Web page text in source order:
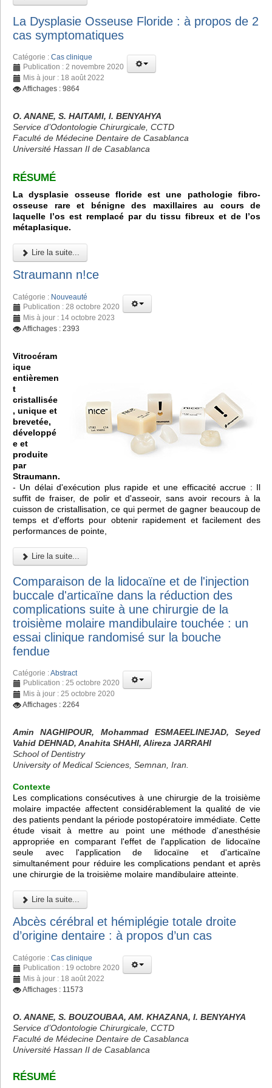
La Dysplasie Osseuse Floride : à propos de 2
cas symptomatiques
Catégorie : Cas clinique
Publication : 2 novembre 2020
Mis à jour : 18 août 2022
Affichages : 9864
O. ANANE, S. HAITAMI, I. BENYAHYA
Service d’Odontologie Chirurgicale, CCTD
Faculté de Médecine Dentaire de Casablanca
Université Hassan II de Casablanca
RÉSUMÉ
La dysplasie osseuse floride est une pathologie fibro-
osseuse rare et bénigne des maxillaires au cours de
laquelle l’os est remplacé par du tissu fibreux et de l’os
métaplasique.
Lire la suite...
Straumann n!ce
Catégorie : Nouveauté
Publication : 28 octobre 2020
Mis à jour : 14 octobre 2023
Affichages : 2393
Vitrocéram
ique
entièremen
t
cristallisée
, unique et
brevetée,
développé
e et
produite
par
Straumann.
- Un délai d'exécution plus rapide et une efficacité accrue : Il
suffit de fraiser, de polir et d'asseoir, sans avoir recours à la
cuisson de cristallisation, ce qui permet de gagner beaucoup de
temps et d'efforts pour obtenir rapidement et facilement des
performances de pointe,
Lire la suite...
Comparaison de la lidocaïne et de l'injection
buccale d'articaïne dans la réduction des
complications suite à une chirurgie de la
troisième molaire mandibulaire touchée : un
essai clinique randomisé sur la bouche
fendue
Catégorie :Abstract
Publication : 25 octobre 2020
Mis à jour : 25 octobre 2020
Affichages : 2264
Amin NAGHIPOUR, Mohammad ESMAEELINEJAD, Seyed
Vahid DEHNAD, Anahita SHAHI, Alireza JARRAHI
School of Dentistry
University of Medical Sciences, Semnan, Iran.
Contexte
Les complications consécutives à une chirurgie de la troisième
molaire impactée affectent considérablement la qualité de vie
des patients pendant la période postopératoire immédiate. Cette
étude visait à mettre au point une méthode d'anesthésie
appropriée en comparant l'effet de l'application de lidocaïne
seule avec l'application de lidocaïne et d'articaïne
simultanément pour réduire les complications pendant et après
une chirurgie de la troisième molaire mandibulaire atteinte.
Lire la suite...
Abcès cérébral et hémiplégie totale droite
d’origine dentaire : à propos d’un cas
Catégorie : Cas clinique
Publication : 19 octobre 2020
Mis à jour : 18 août 2022
Affichages : 11573
O. ANANE, S. BOUZOUBAA, AM. KHAZANA, I. BENYAHYA
Service d’Odontologie Chirurgicale, CCTD
Faculté de Médecine Dentaire de Casablanca
Université Hassan II de Casablanca
RÉSUMÉ